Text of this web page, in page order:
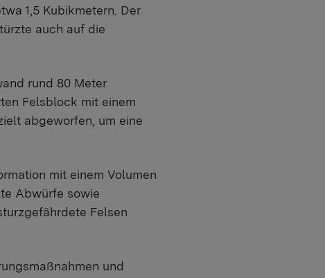
1,5 Kubikmetern. Der
auch auf die
rund 80 Meter
Felsblock mit einem
abgeworfen, um eine
mit einem Volumen
Abwürfe sowie
Felsen
und